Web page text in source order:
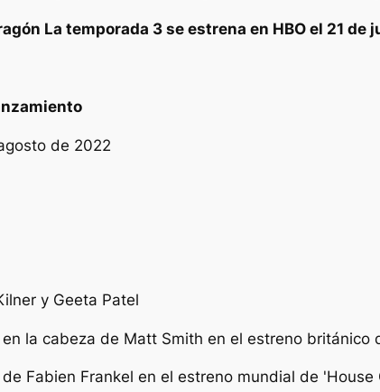
La temporada 3 se estrena en HBO el 21 de
de 2022
y Geeta Patel